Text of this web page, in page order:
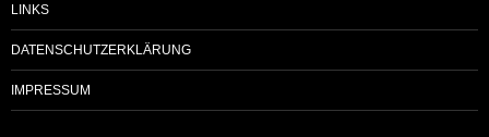
LINKS
DATENSCHUTZERKLÄRUNG
IMPRESSUM